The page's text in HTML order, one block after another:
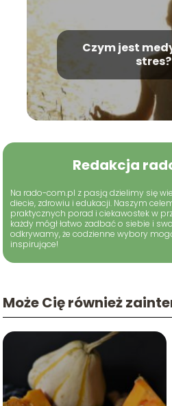
Czym jest
stres?
Redakcja
Na rado-com.pl z pasją dzielimy się
diecie, zdrowiu i edukacji. Naszym
praktycznych porad i ciekawostek w
każdy mógł łatwo zadbać o siebie i
odkrywamy, że codzienne wybory
inspirujące!
Może Cię również